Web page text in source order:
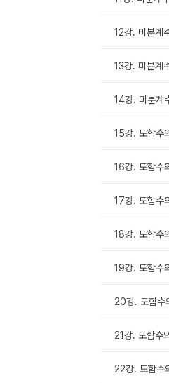
12강. 미분계
13강. 미분계
14강. 미분계
15강. 도함수
16강. 도함수
17강. 도함수
18강. 도함수
19강. 도함수
20강. 도함수
21강. 도함수
22강. 도함수